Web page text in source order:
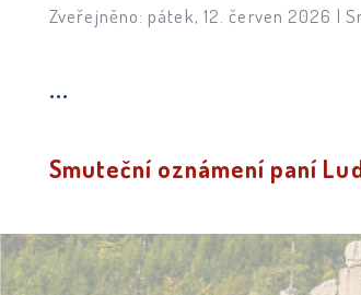
Zveřejněno: pátek, 12. červen 2026 |
...
Smuteční oznámení paní